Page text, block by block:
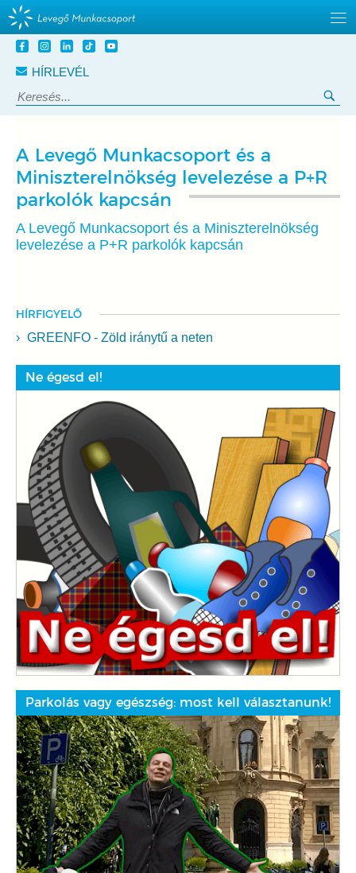
Tovább
tartalomra
HÍRLEVÉL
Keresés:
A Levegő Munkacsoport és a
Miniszterelnökség levelezése a P+R
parkolók kapcsán
A Levegő Munkacsoport és a Miniszterelnökség
levelezése a P+R parkolók kapcsán
HÍRFIGYELŐ
GREENFO - Zöld iránytű a neten
Ne égesd el!
Parkolás vagy egészség: most kell választanunk!